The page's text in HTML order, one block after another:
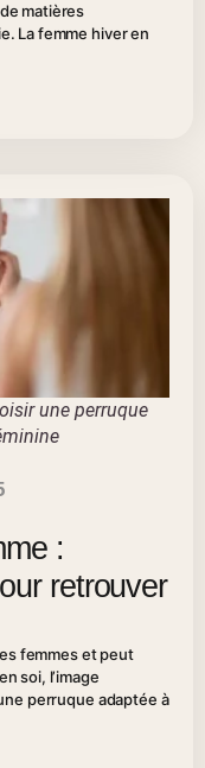
matières
La femme hiver en
une perruque
:
retrouver
femmes et peut
soi, l’image
perruque adaptée à